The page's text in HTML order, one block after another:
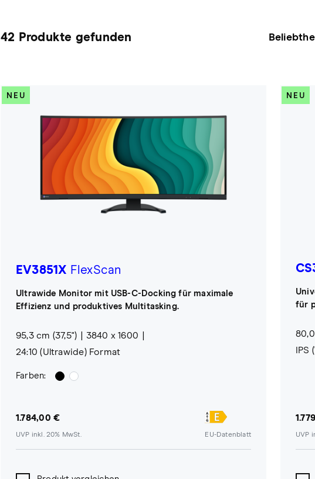
42 Produkte gefunden
NEU
EV3851X FlexScan
Ultrawide Monitor mit USB-C-Docking für maximale
Effizienz und produktives Multitasking.
95,3 cm (37,5")
3840 x 1600
24:10 (Ultrawide) Format
Farben:
1.784,00 €
UVP inkl. 20% MwSt. EU-Datenblatt
NEU
für
80,0
UVP